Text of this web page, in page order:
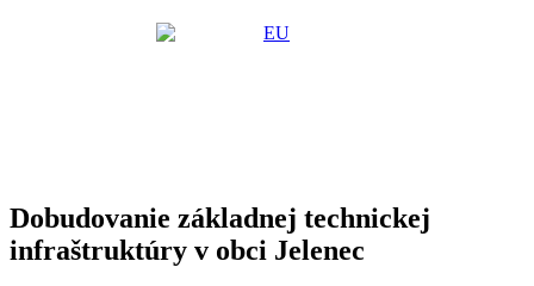
Dobudovanie základnej technickej
infraštruktúry v obci Jelenec